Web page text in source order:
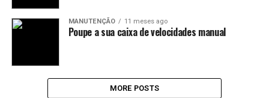
MANUTENÇÃO 11 meses ago
Poupe a sua caixa de velocidades manual
MORE POSTS